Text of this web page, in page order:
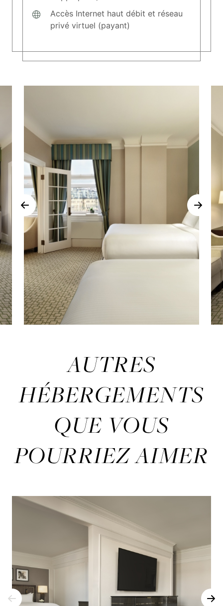
Accès Internet haut débit et réseau
privé virtuel (payant)
AUTRES
HÉBERGEMENTS
QUE VOUS
POURRIEZ AIMER